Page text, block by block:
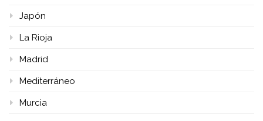
Japón
La Rioja
Madrid
Mediterráneo
Murcia